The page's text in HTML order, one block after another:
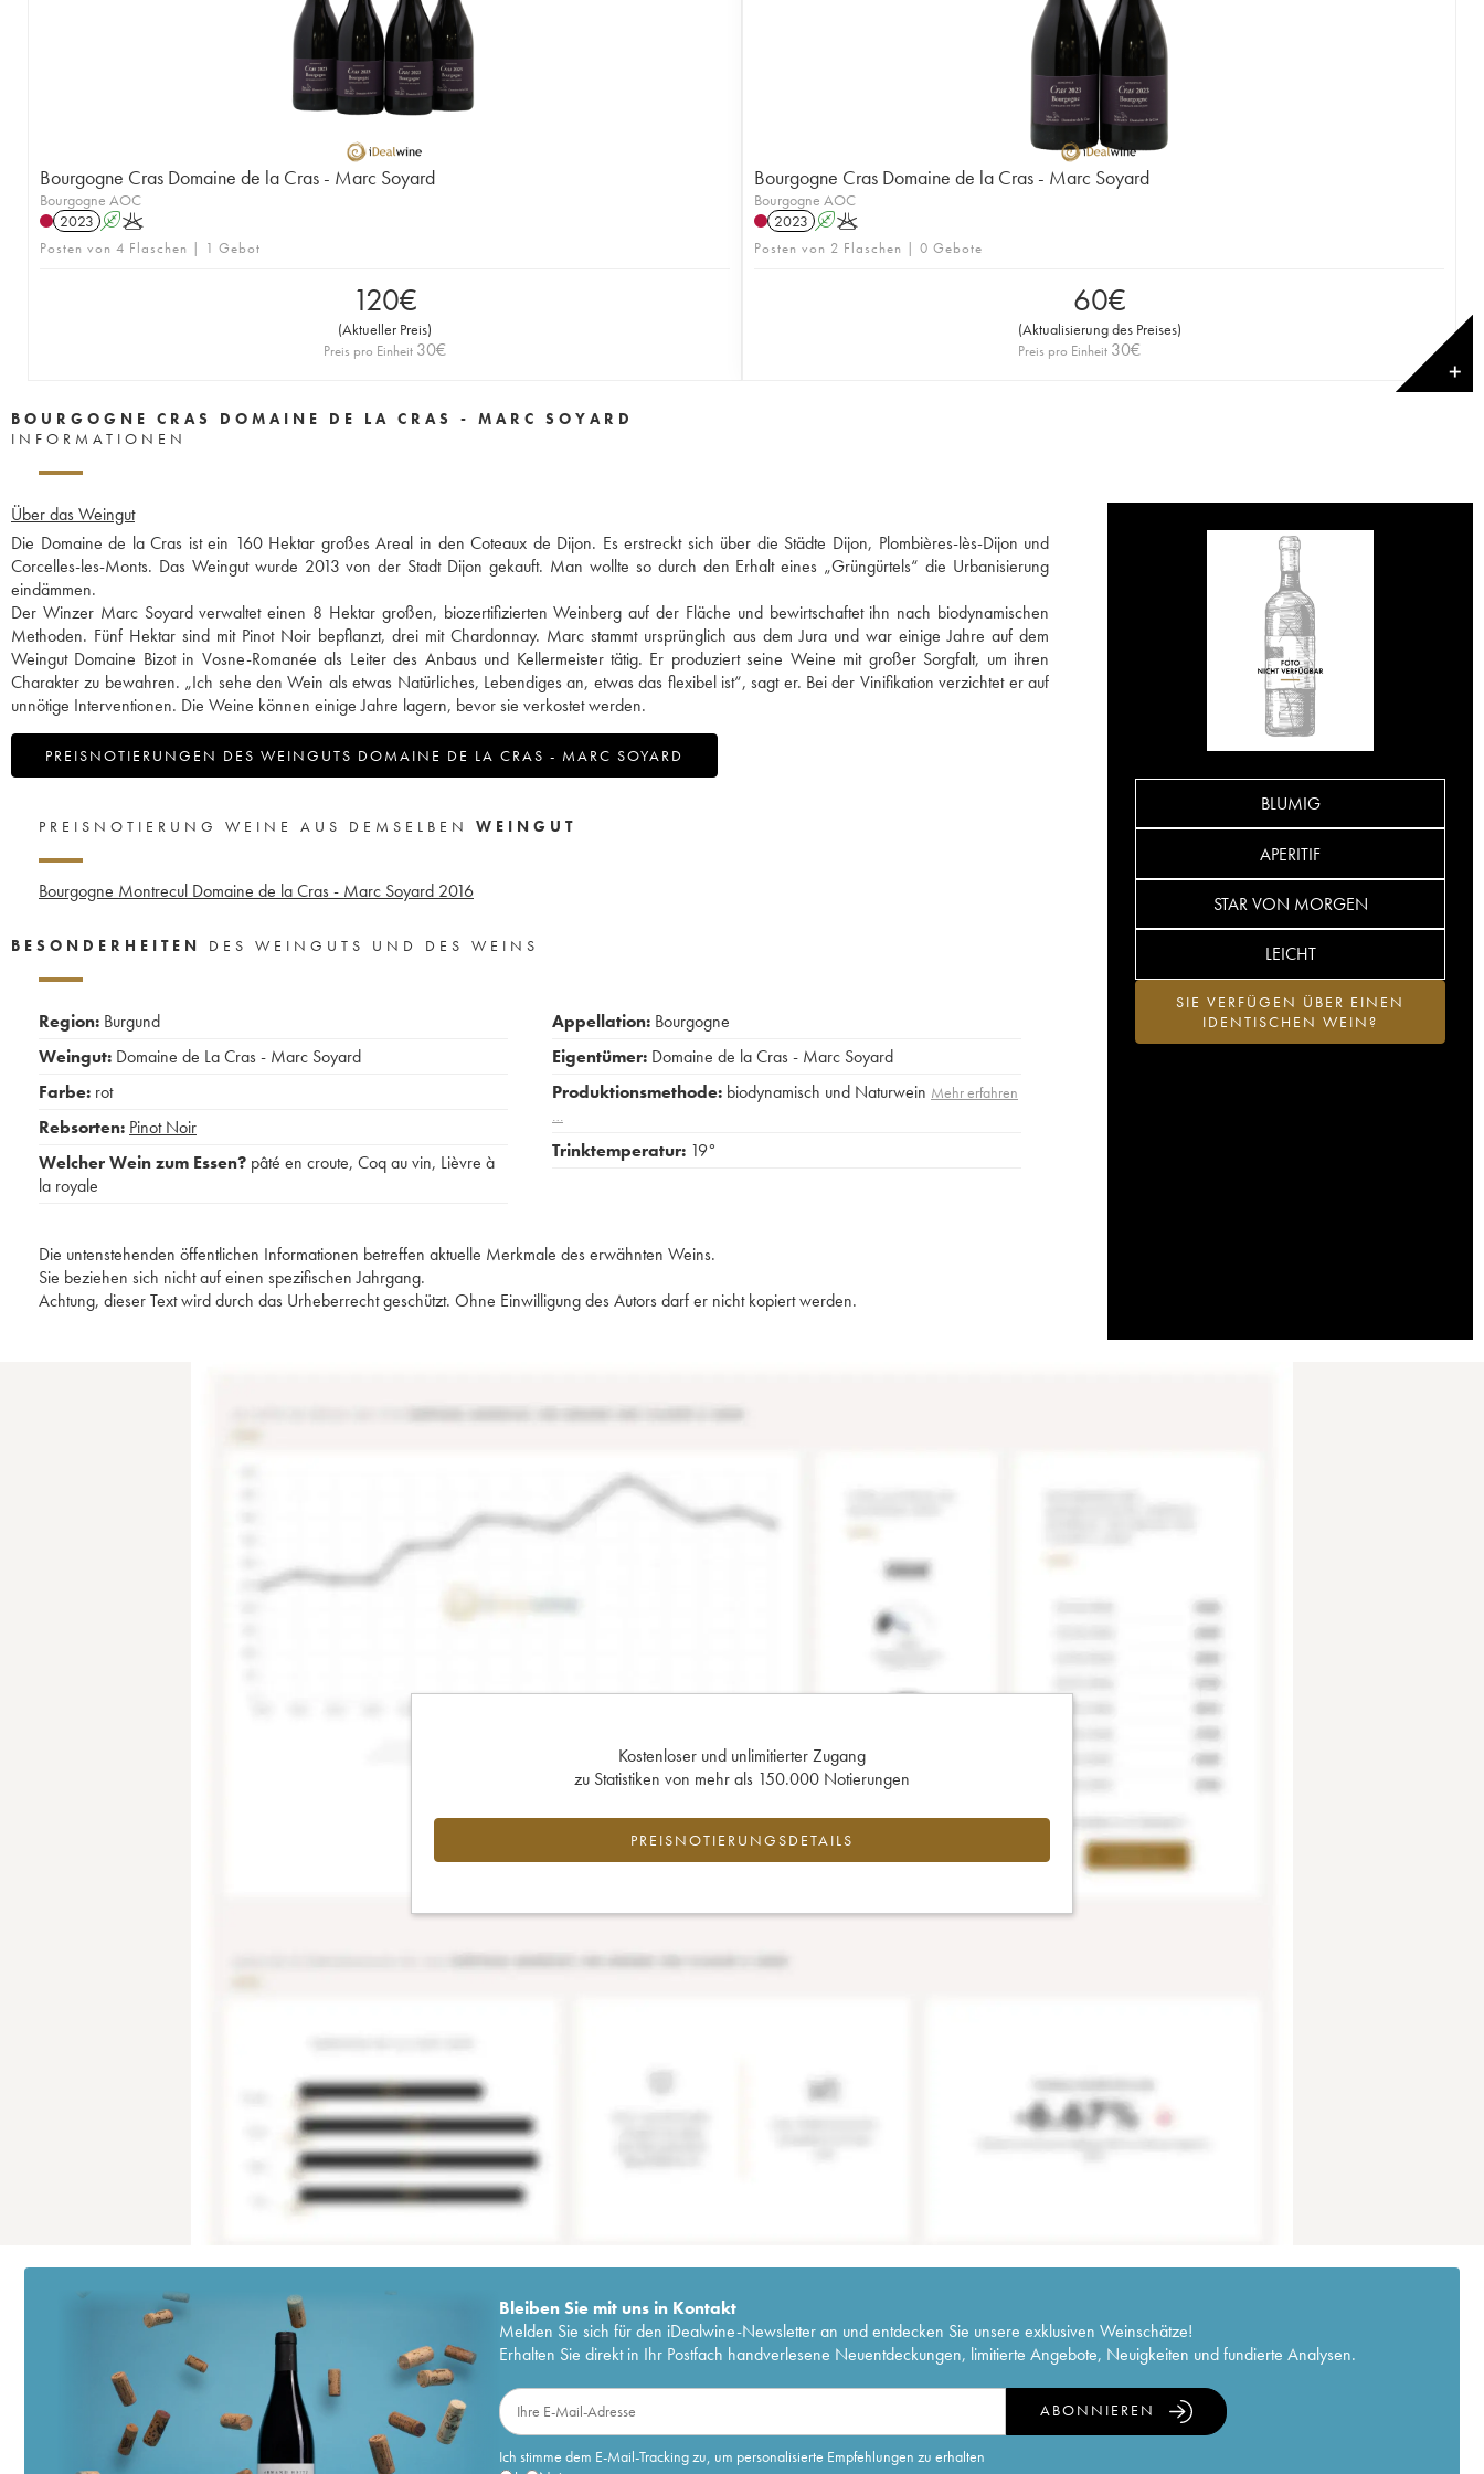
Bourgogne Cras Domaine de la Cras - Marc Soyard
Bourgogne AOC
2023 AK
Posten von 4 Flaschen | 1 Gebot
120€
(Aktueller Preis)
Preis pro Einheit 30€
Bourgogne Cras Domaine de la Cras - Marc Soyard
Bourgogne AOC
2023 AK
Posten von 2 Flaschen | 0 Gebote
60€
(Aktualisierung des Preises)
Preis pro Einheit 30€
✕
BOURGOGNE CRAS DOMAINE DE LA CRAS - MARC SOYARD
INFORMATIONEN
Über das Weingut
Die Domaine de la Cras ist ein 160 Hektar großes Areal in den Coteaux de Dijon. Es erstreckt sich über die Städte Dijon, Plombières-lès-Dijon und
Corcelles-les-Monts. Das Weingut wurde 2013 von der Stadt Dijon gekauft. Man wollte so durch den Erhalt eines „Grüngürtels“ die Urbanisierung
eindämmen.
Der Winzer Marc Soyard verwaltet einen 8 Hektar großen, biozertifizierten Weinberg auf der Fläche und bewirtschaftet ihn nach biodynamischen
Methoden. Fünf Hektar sind mit Pinot Noir bepflanzt, drei mit Chardonnay. Marc stammt ursprünglich aus dem Jura und war einige Jahre auf dem
Weingut Domaine Bizot in Vosne-Romanée als Leiter des Anbaus und Kellermeister tätig. Er produziert seine Weine mit großer Sorgfalt, um ihren
Charakter zu bewahren. „Ich sehe den Wein als etwas Natürliches, Lebendiges an, etwas das flexibel ist“, sagt er. Bei der Vinifikation verzichtet er auf
unnötige Interventionen. Die Weine können einige Jahre lagern, bevor sie verkostet werden.
PREISNOTIERUNGEN DES WEINGUTS DOMAINE DE LA CRAS - MARC SOYARD
BLUMIG
APERITIF
STAR VON MORGEN
LEICHT
SIE VERFÜGEN ÜBER EINEN
IDENTISCHEN WEIN?
PREISNOTIERUNG WEINE AUS DEMSELBEN WEINGUT
Bourgogne Montrecul Domaine de la Cras - Marc Soyard 2016
BESONDERHEITEN DES WEINGUTS UND DES WEINS
Region: Burgund
Weingut: Domaine de La Cras - Marc Soyard
Farbe: rot
Rebsorten: Pinot Noir
Welcher Wein zum Essen? pâté en croute, Coq au vin, Lièvre à
la royale
Appellation: Bourgogne
Eigentümer: Domaine de la Cras - Marc Soyard
Produktionsmethode: biodynamisch und Naturwein Mehr erfahren
…
Trinktemperatur: 19°
Die untenstehenden öffentlichen Informationen betreffen aktuelle Merkmale des erwähnten Weins.
Sie beziehen sich nicht auf einen spezifischen Jahrgang.
Achtung, dieser Text wird durch das Urheberrecht geschützt. Ohne Einwilligung des Autors darf er nicht kopiert werden.
Kostenloser und unlimitierter Zugang
zu Statistiken von mehr als 150.000 Notierungen
PREISNOTIERUNGSDETAILS
Bleiben Sie mit uns in Kontakt
Melden Sie sich für den iDealwine-Newsletter an und entdecken Sie unsere exklusiven Weinschätze!
Erhalten Sie direkt in Ihr Postfach handverlesene Neuentdeckungen, limitierte Angebote, Neuigkeiten und fundierte Analysen.
Ich stimme dem E-Mail-Tracking zu, um personalisierte Empfehlungen zu erhalten
ABONNIEREN